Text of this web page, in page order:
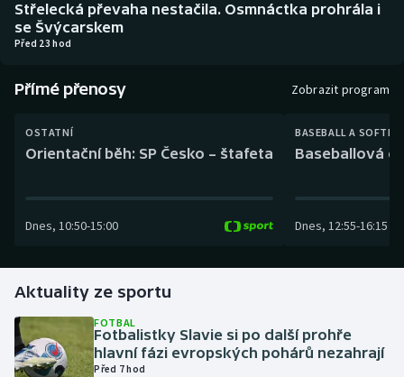
Boby a skeleton
Dostihy
Futsal
Gymnastika
Házená
AZ kvíz
Střelecká převaha nestačila. Osmnáctka prohrála i
se Švýcarskem
Před 23 hod
Přímé přenosy Zobrazit program
OSTATNÍ
Orientační běh: SP Česko – štafeta
Dnes, 10:50-15:00
BASEBALL A
Baseballová
Dnes, 12:55-16:15
Aktuality ze sportu
FOTBAL
Fotbalistky Slavie si po další prohře
hlavní fázi evropských pohárů nezahrají
Před 7 hod